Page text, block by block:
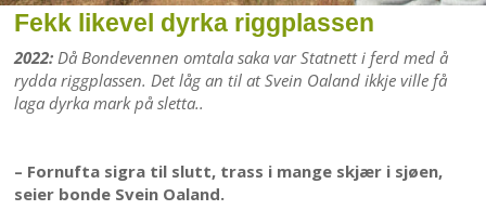
Fekk likevel dyrka riggplassen
2022: Då Bondevennen omtala saka var Statnett i ferd med å
rydda riggplassen. Det låg an til at Svein Oaland ikkje ville få
laga dyrka mark på sletta..
– Fornufta sigra til slutt, trass i mange skjær i sjøen,
seier bonde Svein Oaland.